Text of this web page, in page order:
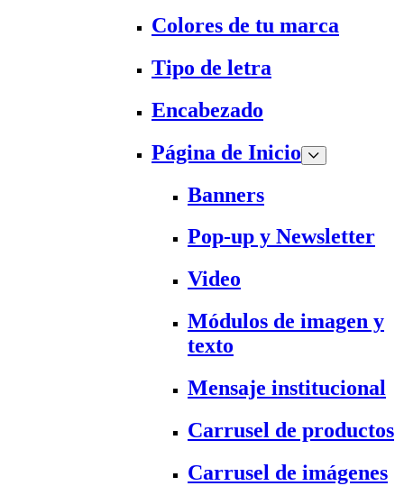
Colores de tu marca
Tipo de letra
Encabezado
Página de Inicio
Banners
Pop-up y Newsletter
Video
Módulos de imagen y
texto
Mensaje institucional
Carrusel de productos
Carrusel de imágenes